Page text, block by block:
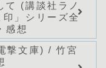
て (講談社ラノ
」シリーズ全
感想
撃文庫) / 竹宮